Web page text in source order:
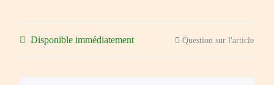
Disponible immédiatement Question sur l'article